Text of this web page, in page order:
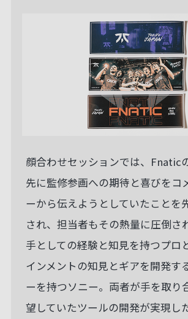
顔合わせセッションでは、Fnatic
先に監修参画への期待と喜びをコ
ーから伝えようとしていたことを
され、担当者もその熱量に圧倒さ
手としての経験と知見を持つプロ
インメントの知見とギアを開発す
ーを持つソニー。両者が手を取り
望していたツールの開発が実現した